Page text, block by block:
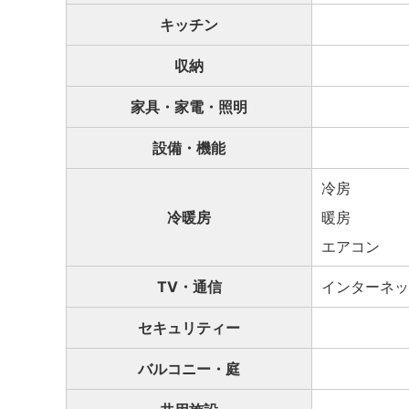
キッチン
収納
家具・家電・照明
設備・機能
冷暖房
冷房
暖房
エアコン
TV・通信 インターネ
セキュリティー
バルコニー・庭